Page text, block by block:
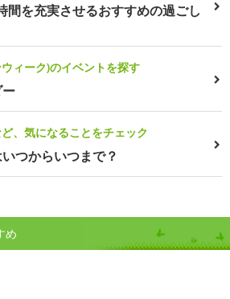
間を充実させるおすすめの過ごし
ィーク)のイベントを探す
、気になることをチェック
つからいつまで？
め